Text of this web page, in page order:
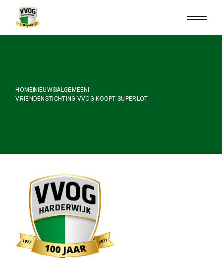
content
HOME NIEUWSALGEMEEN
VRIENDENSTICHTING VVOG KOOPT SUPERLOT